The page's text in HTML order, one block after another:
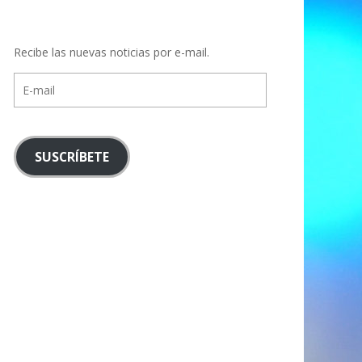
Recibe las nuevas noticias por e-mail.
mail
SUSCRÍBETE